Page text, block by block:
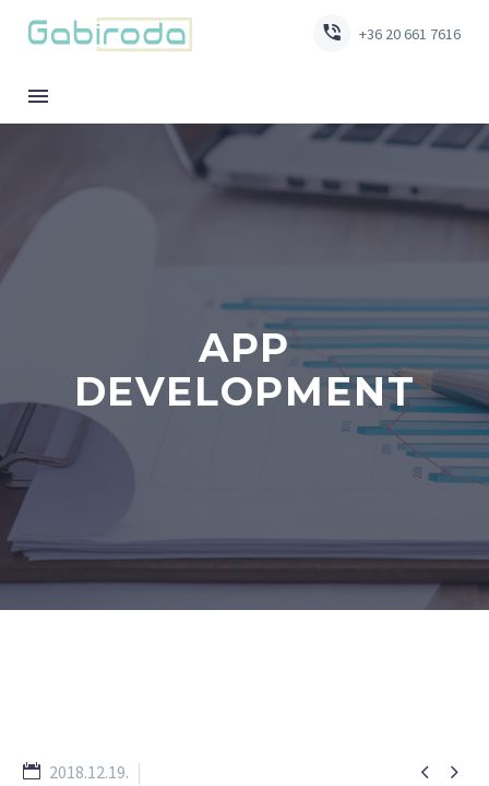

 +36 20 661 7616
APP
DEVELOPMENT
 
2018.12.19.